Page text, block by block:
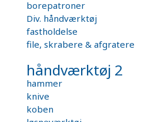
borepatroner
Div. håndværktøj
fastholdelse
file, skrabere & afgratere
håndværktøj 2
hammer
knive
koben